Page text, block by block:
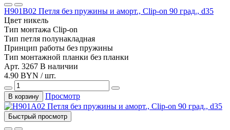
Н901B02 Петля без пружины и аморт., Clip-on 90 град., d35
Цвет никель
Тип монтажа Clip-on
Тип петля полунакладная
Принцип работы без пружины
Тип монтажной планки без планки
Арт. 3267 В наличии
4.90 BYN / шт.
В корзину Просмотр
Быстрый просмотр